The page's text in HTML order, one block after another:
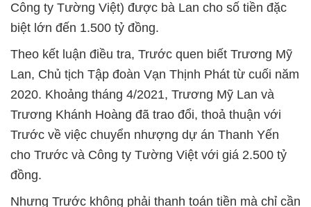
Công ty Tường Việt) được bà Lan cho số tiền đặc
biệt lớn đến 1.500 tỷ đồng.
Theo kết luận điều tra, Trước quen biết Trương Mỹ
Lan, Chủ tịch Tập đoàn Vạn Thịnh Phát từ cuối năm
2020. Khoảng tháng 4/2021, Trương Mỹ Lan và
Trương Khánh Hoàng đã trao đổi, thoả thuận với
Trước về việc chuyển nhượng dự án Thanh Yến
cho Trước và Công ty Tường Việt với giá 2.500 tỷ
đồng.
Nhưng Trước không phải thanh toán tiền mà chỉ cần